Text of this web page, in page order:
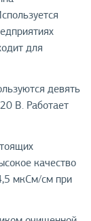
для
девять
В. Работает
качество
мкСм/см при